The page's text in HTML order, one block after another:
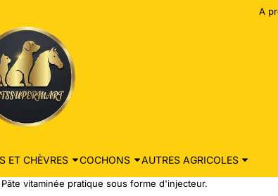
A
ET CHÈVRES COCHONS AUTRES AGRICOLES
vitaminée pratique sous forme d'injecteur.